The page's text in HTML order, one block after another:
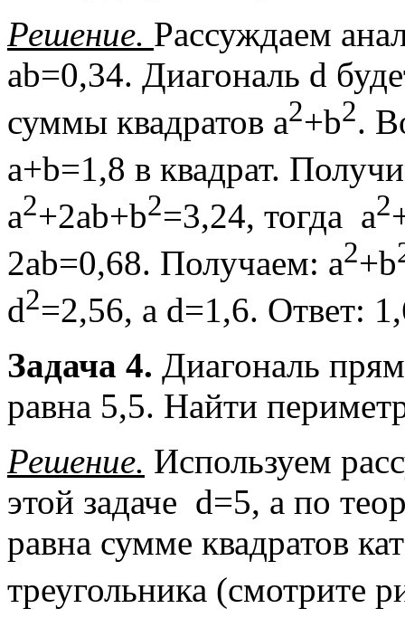
Решение. Рассуждаем
ab=0,34. Диагональ d
суммы квадратов a2+b2.
a+b=1,8 в квадрат.
a2+2ab+b2=3,24, тогда a2
2ab=0,68. Получаем: a2+b
d2=2,56, а d=1,6. Ответ:
Задача 4. Диагональ
равна 5,5. Найти
Решение. Используем
этой задаче d=5, а по
равна сумме квадратов
треугольника (смотрите